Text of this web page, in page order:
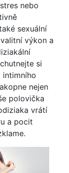
nebo
sexuální
výkon a
si
intimního
nejen
polovička
vrátí
a pocit